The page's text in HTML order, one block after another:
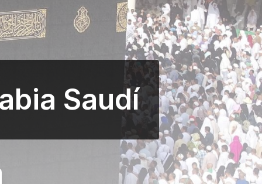
Saudí